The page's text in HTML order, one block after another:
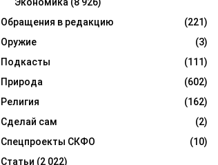
Обращения в редакцию
(221)
Оружие
(3)
Подкасты
(111)
Природа
(602)
Религия
(162)
Сделай сам
(2)
Спецпроекты СКФО
(10)
Статьи (2 022)